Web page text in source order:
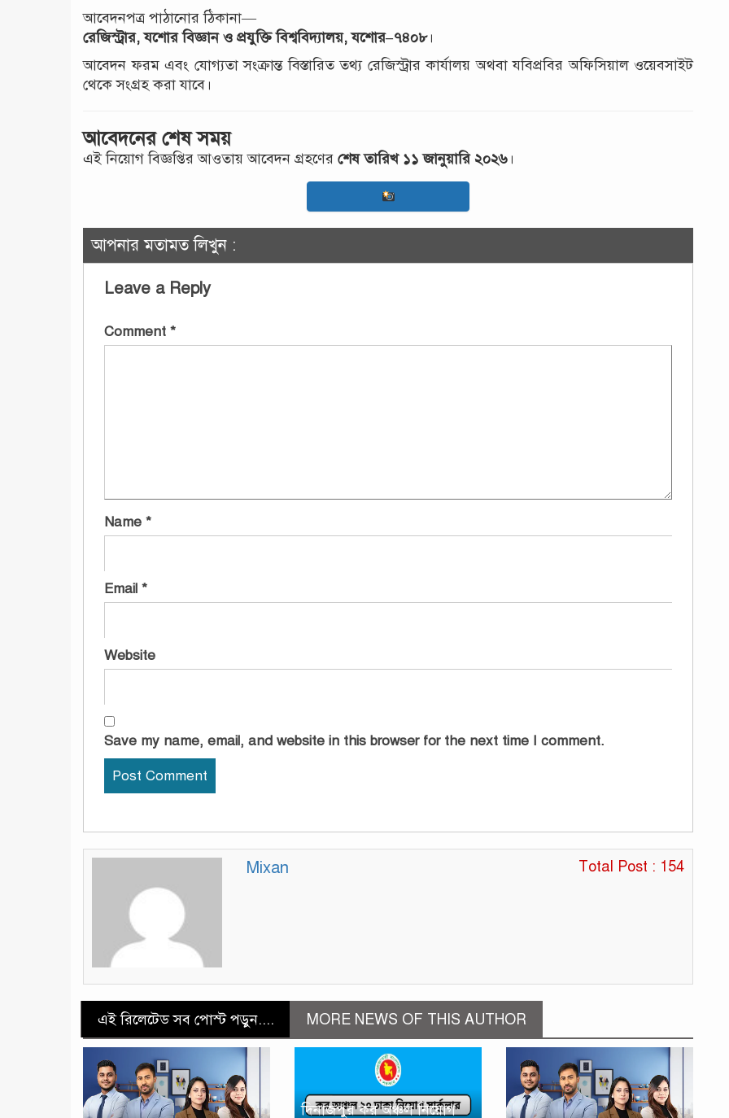
আবেদনপত্র পাঠানোর ঠিকানা—
রেজিস্ট্রার, যশোর বিজ্ঞান ও প্রযুক্তি বিশ্ববিদ্যালয়, যশোর–৭৪০৮।
আবেদন ফরম এবং যোগ্যতা সংক্রান্ত বিস্তারিত তথ্য রেজিস্ট্রার কার্যালয় অথবা যবিপ্রবির অফিসিয়াল ওয়েবসাইট
থেকে সংগ্রহ করা যাবে।
আবেদনের শেষ সময়
এই নিয়োগ বিজ্ঞপ্তির আওতায় আবেদন গ্রহণের শেষ তারিখ ১১ জানুয়ারি ২০২৬ ।
আপনার মতামত লিখুন :
Leave a Reply
Comment *
Name *
Email *
Website
Save my name, email, and website in this browser for the next time I comment.
Mixan Total Post : 154
এই রিলেটেড সব পোস্ট পড়ুন.... MORE NEWS OF THIS AUTHOR
দিনাজপুর কর অঞ্চল নিয়োগ